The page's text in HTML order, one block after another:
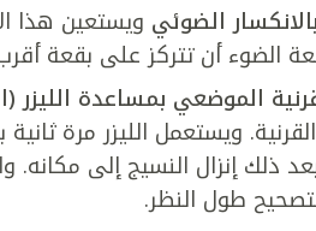
الضوئي ويستعين هذا
الضوء أن تتركز على بقعة
الموضعي بمساعدة الليزر
ويستعمل الليزر مرة
ذلك إنزال النسيج إلى مكانه.
طول النظر.